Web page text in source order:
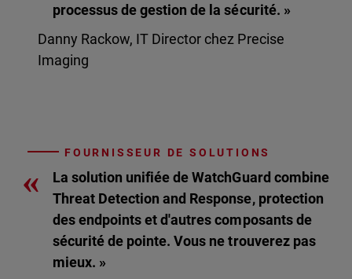
processus de gestion de la sécurité. »
Danny Rackow, IT Director chez Precise
Imaging
FOURNISSEUR DE SOLUTIONS
«
La solution unifiée de WatchGuard combine
Threat Detection and Response, protection
des endpoints et d'autres composants de
sécurité de pointe. Vous ne trouverez pas
mieux. »